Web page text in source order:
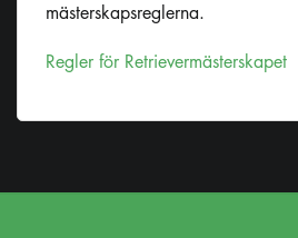
mästerskapsreglerna.
Regler för Retrievermästerskapet